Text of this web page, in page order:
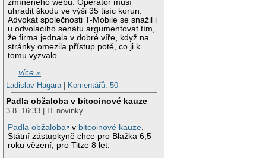
zmíněného webu. Operátor musí
uhradit škodu ve výši 35 tisíc korun.
Advokát společnosti T-Mobile se snažil i
u odvolacího senátu argumentovat tím,
že firma jednala v dobré víře, když na
stránky omezila přístup poté, co ji k
tomu vyzvalo
…více »
Ladislav Hagara| Komentářů: 50
Padla obžaloba v bitcoinové kauze
3.8. 16:33 | IT novinky
Padla obžaloba
v bitcoinové kauze.
Státní zástupkyně chce pro Blažka 6,5
roku vězení, pro Titze 8 let.